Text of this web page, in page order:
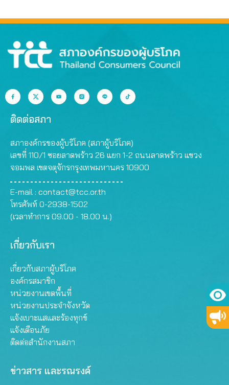
ติดต่อสภา
สภาองค์กรของผู้บริโภค (สภาผู้บริโภค)
เลขที่ 110/1 ซอยลาดพร้าว 26 แยก 1-2 ถนนลาดพร้าว แขวง
จอมพล เขตจตุจักรกรุงเทพมหานคร 10900
E-mail : contact@tcc.or.th
โทรศัพท์ 0-2938-1502
(เวลาทำการ 09.00 - 18.00 น.)
เกี่ยวกับเรา
เกี่ยวกับสภาผู้บริโภค
องค์กรสมาชิก
หน่วยงานเขตพื้นที่
หน่วยงานประจำจังหวัด
แจ้งเบาะแสและร้องทุกข์
แจ้งเตือนภัย
ติดต่อสำนักงานสภา
ข่าวสาร และรณรงค์